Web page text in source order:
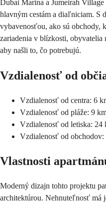
Dubai Marina a Jumeirah
hlavným cestám a diaľniciam. S
vybavenosťou, ako sú obchody,
zariadenia v blízkosti,
aby našli to, čo potrebujú.
Vzdialenosť od
Vzdialenosť od centra: 6
Vzdialenosť od pláže: 9
Vzdialenosť od letiska: 24
Vzdialenosť od obchodov:
Vlastnosti
Moderný dizajn tohto projektu
architektúrou. Nehnuteľnosť má